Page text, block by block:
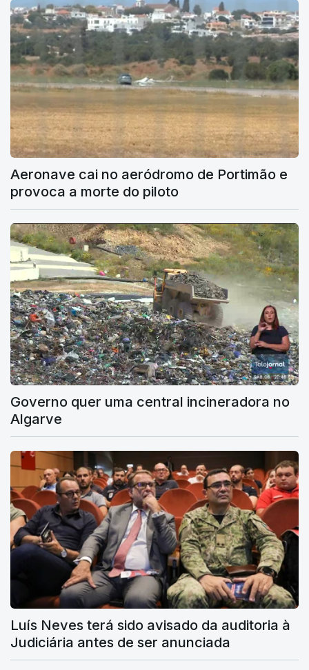
Aeronave cai no aeródromo de Portimão e
provoca a morte do piloto
Governo quer uma central incineradora no
Algarve
Luís Neves terá sido avisado da auditoria à
Judiciária antes de ser anunciada